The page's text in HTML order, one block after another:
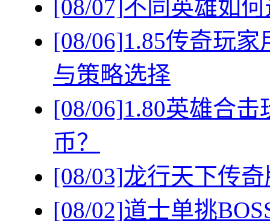
[08/07]不同英雄如
[08/06]1.85传奇玩
与策略选择
[08/06]1.80英雄合
币？
[08/03]龙行天下传
[08/02]道士单挑